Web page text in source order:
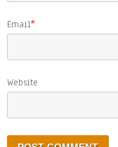
Email*
Website